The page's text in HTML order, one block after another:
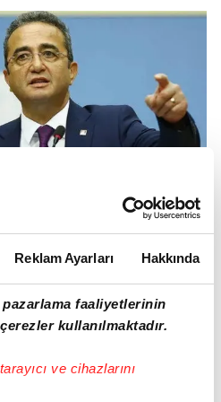
Reklam Ayarları Hakkında
faaliyetlerinin
kullanılmaktadır.
ve cihazlarını
ÇIKAR, ADAY ÖZGÜR
paralel olarak CHP'deki
yönelik planlanan
olan Bülent